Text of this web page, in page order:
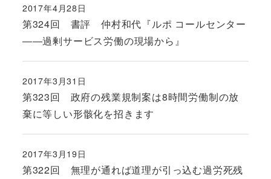
第324回 書評 仲村和代『ルポ コールセンター
――過剰サービス労働の現場から』
投稿日
2017年4月28日
第323回 政府の残業規制案は8時間労働制の放
棄に等しい形骸化を招きます
投稿日
2017年3月31日
第322回 無理が通れば道理が引っ込む過労死残
投稿日
2017年3月19日